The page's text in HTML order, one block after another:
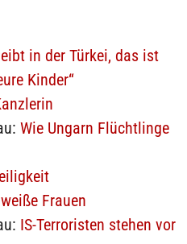
in der Türkei, das ist
Kinder“
Wie Ungarn Flüchtlinge
Frauen
IS-Terroristen stehen vor